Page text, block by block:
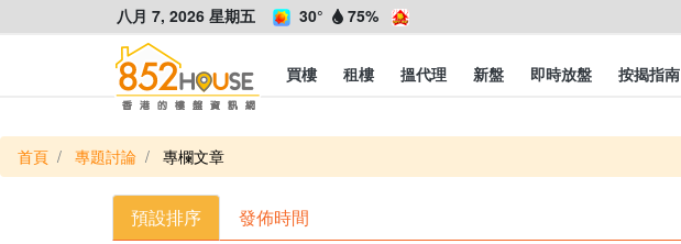
八月 7, 2026 星期五 30° 75%
買樓 租樓 搵代理 新盤 即時放盤 按揭指南
首頁 專題討論 專欄文章
預設排序 發佈時間